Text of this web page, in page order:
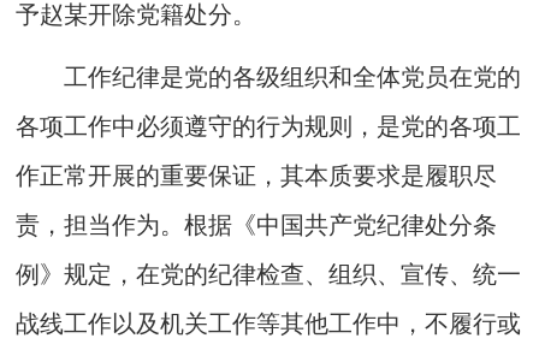
予赵某开除党籍处分。
工作纪律是党的各级组织和全体党员在党的
各项工作中必须遵守的行为规则，是党的各项工
作正常开展的重要保证，其本质要求是履职尽
责，担当作为。根据《中国共产党纪律处分条
例》规定，在党的纪律检查、组织、宣传、统一
战线工作以及机关工作等其他工作中，不履行或